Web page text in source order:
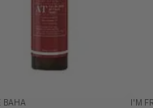
BAHA I'M